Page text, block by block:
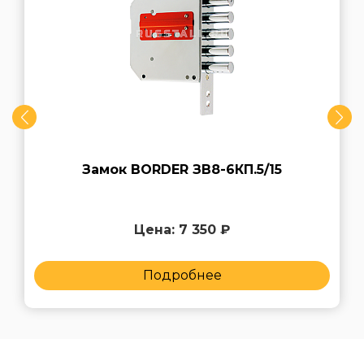
Замок BORDER ЗВ8-6КП.5/15
Цена: 7 350 ₽
Подробнее